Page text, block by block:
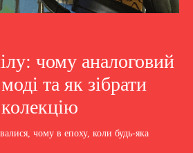
чому аналоговий
та як зібрати
чому в епоху, коли будь-яка